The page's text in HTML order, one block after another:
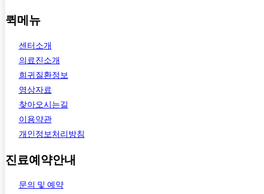
퀵메뉴
센터소개
의료진소개
희귀질환정보
영상자료
찾아오시는길
이용약관
개인정보처리방침
진료예약안내
문의 및 예약